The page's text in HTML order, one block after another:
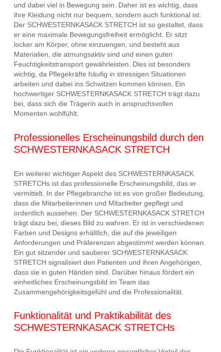
und dabei viel in Bewegung sein. Daher ist es wichtig, dass
ihre Kleidung nicht nur bequem, sondern auch funktional ist.
Der SCHWESTERNKASACK STRETCH ist so gestaltet, dass
er eine maximale Bewegungsfreiheit ermöglicht. Er sitzt
locker am Körper, ohne einzuengen, und besteht aus
Materialien, die atmungsaktiv sind und einen guten
Feuchtigkeitstransport gewährleisten. Dies ist besonders
wichtig, da Pflegekräfte häufig in stressigen Situationen
arbeiten und dabei ins Schwitzen kommen können. Ein
hochwertiger SCHWESTERNKASACK STRETCH trägt dazu
bei, dass sich die Trägerin auch in anspruchsvollen
Momenten wohlfühlt.
Professionelles Erscheinungsbild durch den
SCHWESTERNKASACK STRETCH
Ein weiterer wichtiger Aspekt des SCHWESTERNKASACK
STRETCHs ist das professionelle Erscheinungsbild, das er
vermittelt. In der Pflegebranche ist es von großer Bedeutung,
dass die Mitarbeiterinnen und Mitarbeiter gepflegt und
ordentlich aussehen. Der SCHWESTERNKASACK STRETCH
trägt dazu bei, dieses Bild zu wahren. Er ist in verschiedenen
Farben und Designs erhältlich, die auf die jeweiligen
Anforderungen und Präferenzen abgestimmt werden können.
Ein gut sitzender und sauberer SCHWESTERNKASACK
STRETCH signalisiert den Patienten und ihren Angehörigen,
dass sie in guten Händen sind. Darüber hinaus fördert ein
einheitliches Erscheinungsbild im Team das
Zusammengehörigkeitsgefühl und die Professionalität.
Funktionalität und Praktikabilität des
SCHWESTERNKASACK STRETCHs